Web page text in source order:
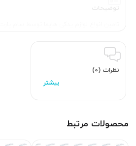
توضیحات
نظرات (0)
محصولات مرتبط